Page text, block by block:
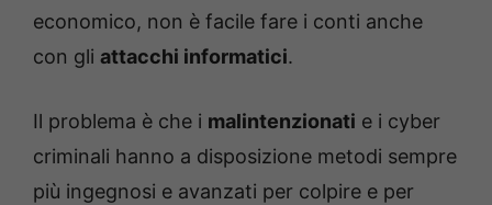
economico, non è facile fare i conti anche
con gli attacchi informatici.
Il problema è che i malintenzionati e i cyber
criminali hanno a disposizione metodi sempre
più ingegnosi e avanzati per colpire e per